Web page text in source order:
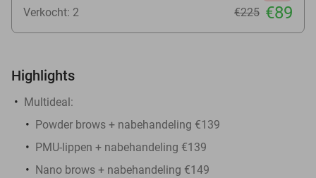
Verkocht: 2
€225 €89
Highlights
Multideal:
Powder brows + nabehandeling €139
PMU-lippen + nabehandeling €139
Nano brows + nabehandeling €149